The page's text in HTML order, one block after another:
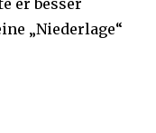
„Niederlage“